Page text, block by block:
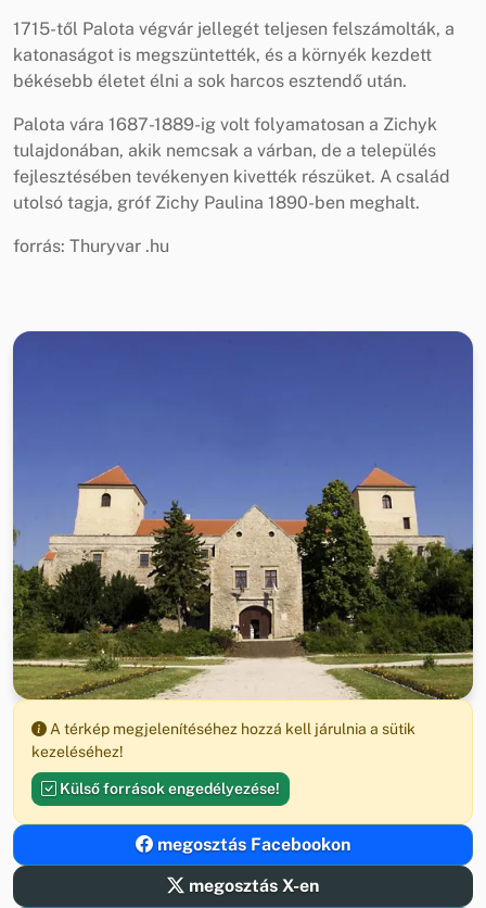
1715-től Palota végvár jellegét teljesen felszámolták, a
katonaságot is megszüntették, és a környék kezdett
békésebb életet élni a sok harcos esztendő után.
Palota vára 1687-1889-ig volt folyamatosan a Zichyk
tulajdonában, akik nemcsak a várban, de a település
fejlesztésében tevékenyen kivették részüket. A család
utolsó tagja, gróf Zichy Paulina 1890-ben meghalt.
forrás: Thuryvar .hu
A térkép megjelenítéséhez hozzá kell járulnia a sütik
kezeléséhez!
Külső források engedélyezése!
megosztás Facebookon
megosztás X-en